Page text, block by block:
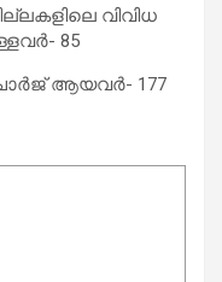
വിവിധ
85
ആയവര്‍- 177